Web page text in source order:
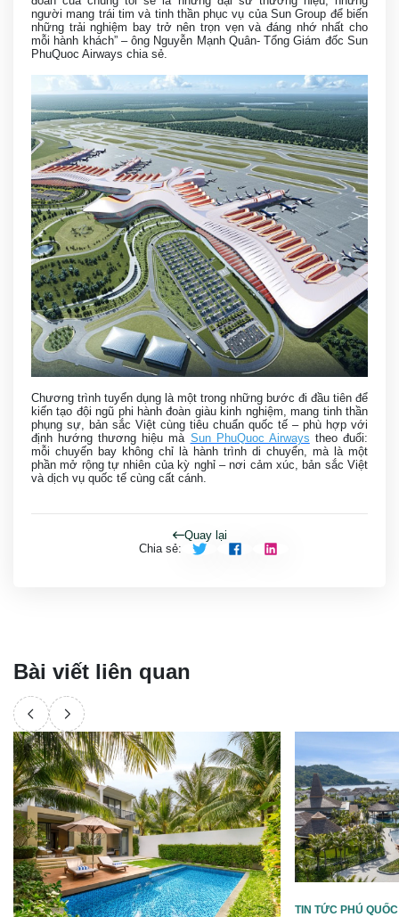
người mang trái tim và tinh thần phục vụ của Sun Group để biến
những trải nghiệm bay trở nên trọn vẹn và đáng nhớ nhất cho
mỗi hành khách” – ông Nguyễn Mạnh Quân- Tổng Giám đốc Sun
PhuQuoc Airways chia sẻ.
Chương trình tuyển dụng là một trong những bước đi đầu tiên để
kiến tạo đội ngũ phi hành đoàn giàu kinh nghiệm, mang tinh thần
phụng sự, bản sắc Việt cùng tiêu chuẩn quốc tế – phù hợp với
định hướng thương hiệu mà Sun PhuQuoc Airways theo đuổi:
mỗi chuyến bay không chỉ là hành trình di chuyển, mà là một
phần mở rộng tự nhiên của kỳ nghỉ – nơi cảm xúc, bản sắc Việt
và dịch vụ quốc tế cùng cất cánh.
Quay lại
Chia sẻ:
Bài viết liên quan
TIN TỨC PHÚ QUỐC